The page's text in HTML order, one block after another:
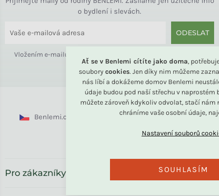
Ať se v Benlemi cítíte jako doma,
soubory cookies. Jen díky nim můžeme
nás líbí a dokážeme domov Benlemi
údaje budou pod naší střechu v naprostém
můžete zároveň kdykoliv odvolat, stačí nám
chráníme vaše osobní údaje,
SOUHLASÍM
o bydlení i slevách.
ODESLAT
Vložením e-mailu souhlasíte s
údajů
Benlemi.cz Benlemi.sk Benlemi.com
Pro zákazníky